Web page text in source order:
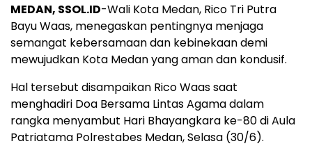
MEDAN, SSOL.ID-Wali Kota Medan, Rico Tri Putra
Bayu Waas, menegaskan pentingnya menjaga
semangat kebersamaan dan kebinekaan demi
mewujudkan Kota Medan yang aman dan kondusif.
Hal tersebut disampaikan Rico Waas saat
menghadiri Doa Bersama Lintas Agama dalam
rangka menyambut Hari Bhayangkara ke-80 di Aula
Patriatama Polrestabes Medan, Selasa (30/6).